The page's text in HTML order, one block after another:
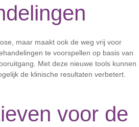
maar maakt ook de weg vrij voor
te voorspellen op basis van
Met deze nieuwe tools kunnen
de klinische resultaten verbetert.
voor de